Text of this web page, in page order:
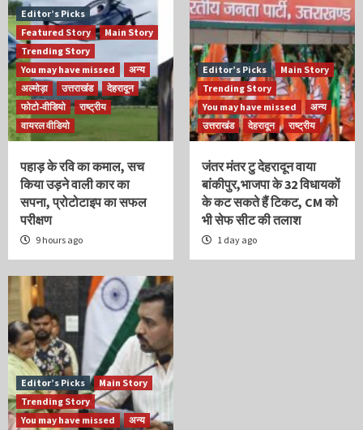
Editor’s Picks
Featured Story
Main Story
Trending Story
You may have missed
अन्य
अल्मोड़ा
उत्तराखंड
देहरादून
फोटो-वीडियो
राष्ट्रीय
वायरल वीडियो
पहाड़ के रवि का कमाल, सच
किया उड़ने वाली कार का
सपना, प्रोटोटाइप का सफल
परीक्षण
9 hours ago
Editor’s Picks
Main Story
Trending Story
You may have missed
अन्य
उत्तराखंड
देहरादून राष्ट्रीय
जंतर मंतर टु देहरादून वाया
बांकीपुर,भाजपा के 32 विधायकों
के कट सकते हैं टिकट, CM को
भी सेफ सीट की तलाश
1 day ago
Editor’s Picks
Main Story
Trending Story
You may have missed
अन्य